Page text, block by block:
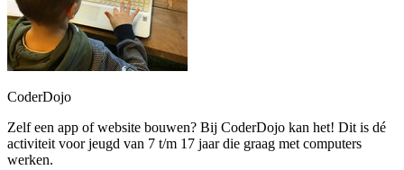
CoderDojo
Zelf een app of website bouwen? Bij CoderDojo kan het! Dit is dé
activiteit voor jeugd van 7 t/m 17 jaar die graag met computers
werken.